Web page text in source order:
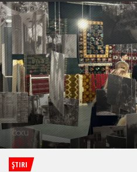
ŞTIRI